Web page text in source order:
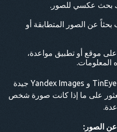
بحث عكسي للصور.
عن الصور المتطابقة أو
موقع أو تطبيق مواعدة،
المعلومات.
أدوات مثل Google Images و TinEye و Yandex Images جيدة
على ما إذا كانت صورة شخص
عن الصور: